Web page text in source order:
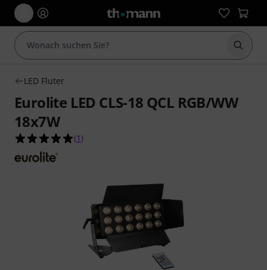
Suche
LED Fluter
Eurolite LED CLS-18 QCL RGB/WW
18x7W
5.0 von 5 Sternen aus 1 Kundenbewertungen
(1 )